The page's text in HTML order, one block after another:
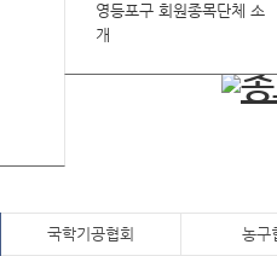
영등포구 회원종목단체 소
개
국학기공협회 농구